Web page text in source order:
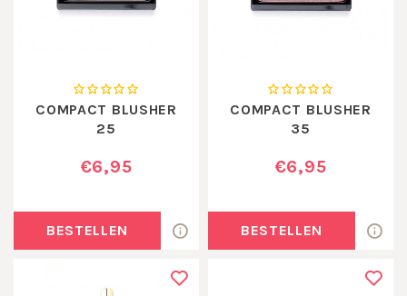
COMPACT BLUSHER
25
€6,95
BESTELLEN
COMPACT BLUSHER
35
€6,95
BESTELLEN